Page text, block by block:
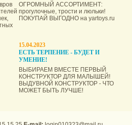
ОГРОМНЫЙ АССОРТИМЕНТ:
прогулочные, трости и люльки!
ПОКУПАЙ ВЫГОДНО на yartoys.ru
15.04.2023
ЕСТЬ ТЕРПЕНИЕ - БУДЕТ И
УМЕНИЕ!
ВЫБИРАЕМ ВМЕСТЕ ПЕРВЫЙ
КОНСТРУКТОР ДЛЯ МАЛЫШЕЙ!
ВЫДУВНОЙ КОНСТРУКТОР - ЧТО
МОЖЕТ БЫТЬ ЛУЧШЕ!